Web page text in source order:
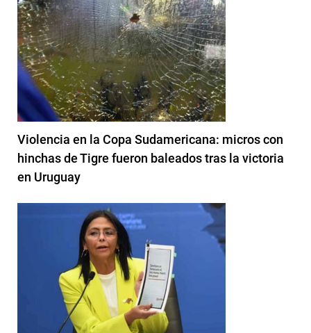
Violencia en la Copa Sudamericana: micros con
hinchas de Tigre fueron baleados tras la victoria
en Uruguay